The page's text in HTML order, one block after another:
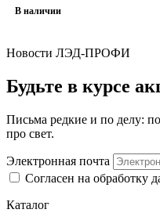
В наличии
Новости ЛЭД-ПРОФИ
Будьте в курсе
Письма редкие и по делу:
про свет.
Электронная почта
Согласен на обработку
Каталог